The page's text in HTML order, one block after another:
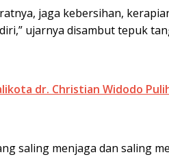
jaga kebersihan,
ujarnya disambut tepuk
dr. Christian Widodo
saling menjaga dan saling